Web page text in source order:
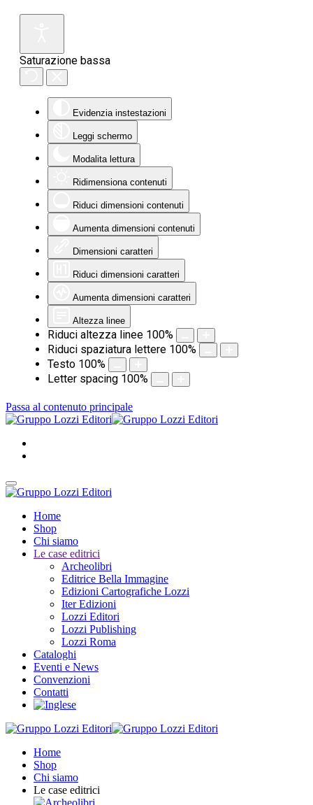
Saturazione bassa
Evidenzia instestazioni
Leggi schermo
Modalita lettura
Ridimensiona contenuti
Riduci dimensioni contenuti
Aumenta dimensioni contenuti
Dimensioni caratteri
Riduci dimensioni caratteri
Aumenta dimensioni caratteri
Altezza linee
Riduci altezza linee 100%
Riduci spaziatura lettere 100%
Testo 100%
Letter spacing 100%
Passa al contenuto principale
Home
Shop
Chi siamo
Le case editrici
Archeolibri
Editrice Bella Immagine
Edizioni Cartografiche Lozzi
Iter Edizioni
Lozzi Editori
Lozzi Publishing
Lozzi Roma
Cataloghi
Eventi e News
Convenzioni
Contatti
Home
Shop
Chi siamo
Le case editrici